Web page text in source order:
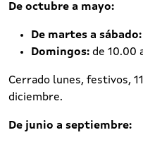
De octubre a mayo:
De martes a sábado:
Domingos: de 10.00
Cerrado lunes, festivos,
diciembre.
De junio a septiembre: